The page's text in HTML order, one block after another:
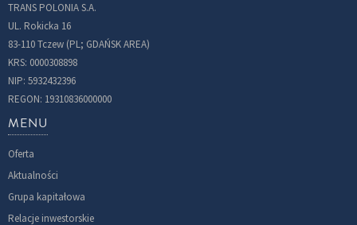
TRANS POLONIA S.A.
UL. Rokicka 16
83-110 Tczew (PL; GDAŃSK AREA)
KRS: 0000308898
NIP: 5932432396
REGON: 19310836000000
MENU
Oferta
Aktualności
Grupa kapitałowa
Relacje inwestorskie